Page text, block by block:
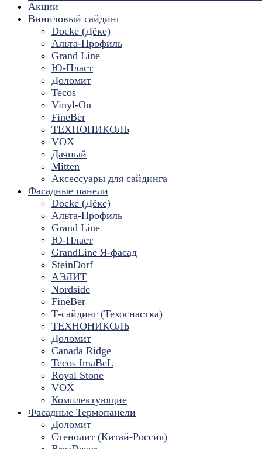
Акции
Виниловый сайдинг
Docke (Дёке)
Альта-Профиль
Grand Line
Ю-Пласт
Доломит
Tecos
Vinyl-On
FineBer
ТЕХНОНИКОЛЬ
VOX
Дачный
Mitten
Аксессуары для сайдинга
Фасадные панели
Docke (Дёке)
Альта-Профиль
Grand Line
Ю-Пласт
GrandLine Я-фасад
SteinDorf
АЭЛИТ
Nordside
FineBer
Т-сайдинг (Техоснастка)
ТЕХНОНИКОЛЬ
Доломит
Canada Ridge
Tecos ImaBeL
Royal Stone
VOX
Комплектующие
Фасадные Термопанели
Доломит
Стенолит (Китай-Россия)